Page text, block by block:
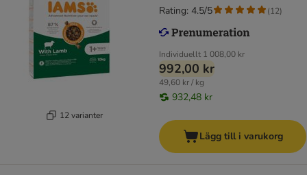
12 varianter
Individuellt 1 008,00 kr
992,00 kr
49,60 kr / kg
932,48 kr
Rating: 4.5/5 (12)
Lägg till i varukorg